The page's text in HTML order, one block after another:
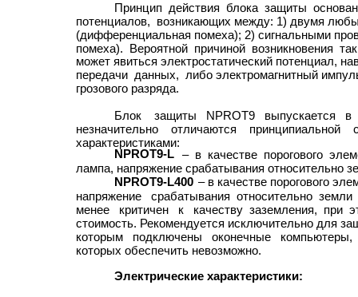
Принцип действия блока защиты
потенциалов, возникающих между: 1) двумя
(дифференциальная помеха); 2) сигнальными
помеха). Вероятной причиной возникновения
может явиться электростатический потенциал,
передачи данных, либо электромагнитный
грозового разряда.
Блок защиты NPROT9 выпускается в
незначительно отличаются принципиальной
характеристиками:
NPROT9-L
лампа, напряжение срабатывания относительно
– в качестве порогового
NPROT9-L400 – в качестве порогового
напряжение срабатывания относительно
менее критичен к качеству заземления, при
стоимость. Рекомендуется исключительно для
которым подключены оконечные компьютеры,
которых обеспечить невозможно.
Электрические характеристики: